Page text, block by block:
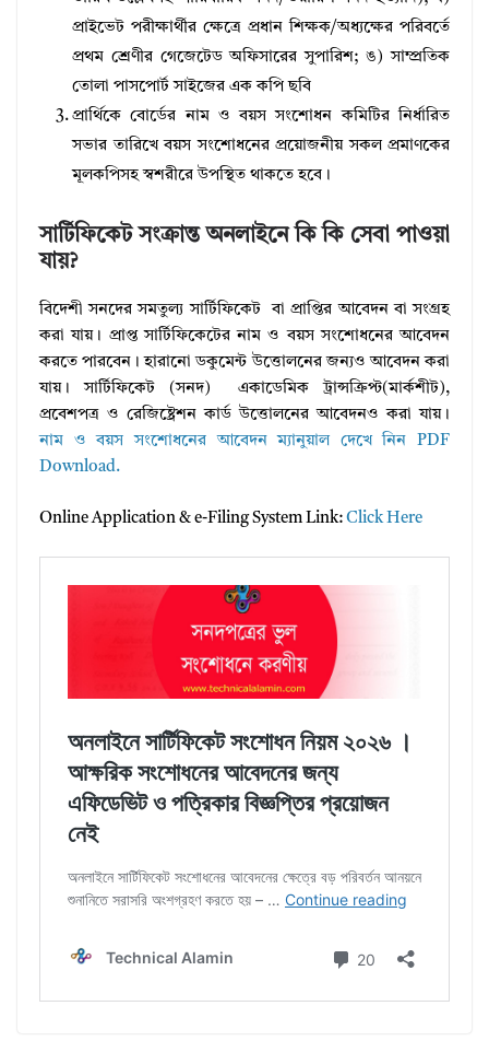
প্রাইভেট পরীক্ষার্থীর ক্ষেত্রে প্রধান শিক্ষক/অধ্যক্ষের পরিবর্তে
প্রথম শ্রেণীর গেজেটেড অফিসারের সুপারিশ; ঙ) সাম্প্রতিক
তোলা পাসপোর্ট সাইজের এক কপি ছবি
প্রার্থিকে বোর্ডের নাম ও বয়স সংশোধন কমিটির নির্ধারিত
সভার তারিখে বয়স সংশোধনের প্রয়োজনীয় সকল প্রমাণকের
মূলকপিসহ স্বশরীরে উপস্থিত থাকতে হবে।
সার্টিফিকেট সংক্রান্ত অনলাইনে কি কি সেবা পাওয়া
যায়?
বিদেশী সনদের সমতুল্য সার্টিফিকেট বা প্রাপ্তির আবেদন বা সংগ্রহ
করা যায়। প্রাপ্ত সার্টিফিকেটের নাম ও বয়স সংশোধনের আবেদন
করতে পারবেন। হারানো ডকুমেন্ট উত্তোলনের জন্যও আবেদন করা
যায়। সার্টিফিকেট (সনদ) একাডেমিক ট্রান্সক্রিপ্ট(মার্কশীট),
প্রবেশপত্র ও রেজিষ্ট্রেশন কার্ড উত্তোলনের আবেদনও করা যায়।
নাম ও বয়স সংশোধনের আবেদন ম্যানুয়াল দেখে নিন PDF
Download.
Online Application & e-Filing System Link: Click Here